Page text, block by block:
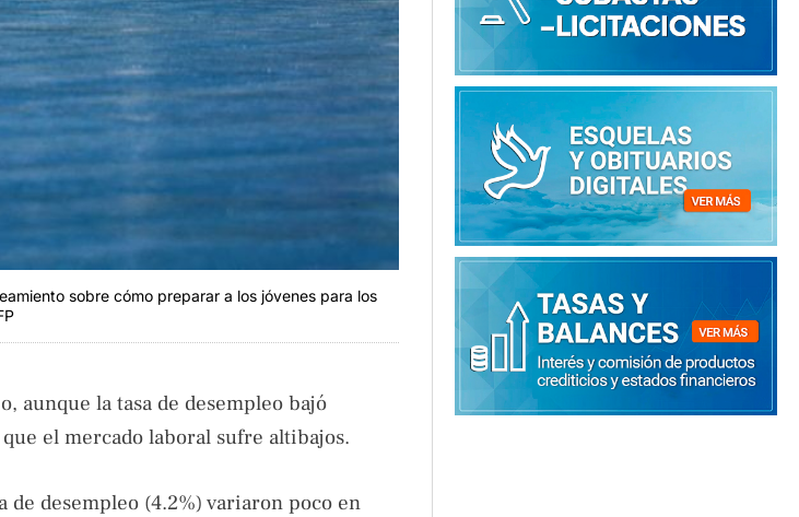
sobre cómo preparar a los jóvenes para los
aunque la tasa de desempleo bajó
el mercado laboral sufre altibajos.
de desempleo (4.2%) variaron poco en